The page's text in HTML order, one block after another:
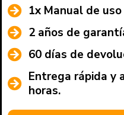
1x Manual de
2 años de
60 días de
Entrega rápida y
horas.